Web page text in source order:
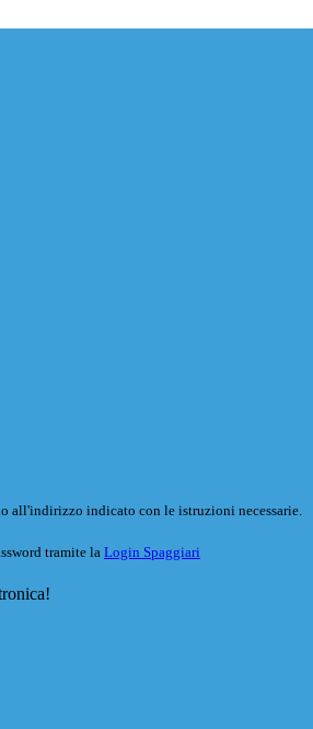
all'indirizzo indicato con le istruzioni necessarie.
tramite la Login Spaggiari